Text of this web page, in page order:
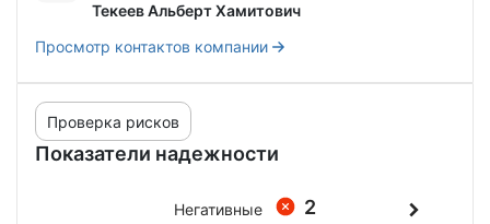
Текеев Альберт Хамитович
Просмотр контактов компании
Показатели надежности
Проверка рисков
2
Негативные